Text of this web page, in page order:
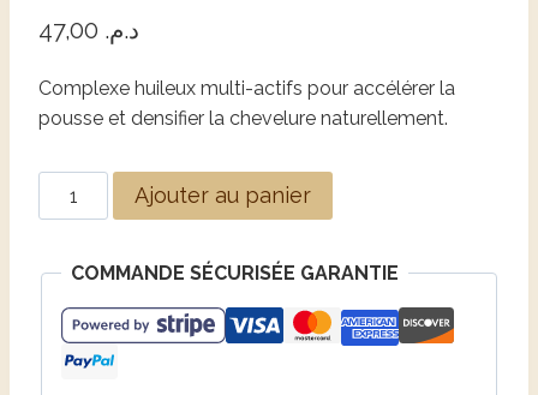
د.م.
Complexe huileux multi-actifs pour accélérer la
pousse et densifier la chevelure naturellement.
Ajouter au panier
COMMANDE SÉCURISÉE GARANTIE